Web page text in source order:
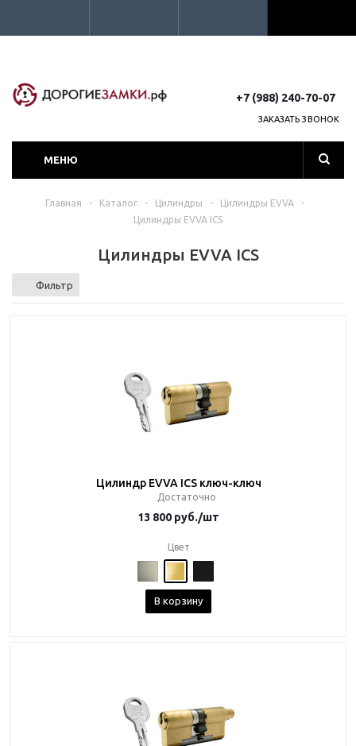
+7 (988) 240-70-07
ЗАКАЗАТЬ ЗВОНОК
МЕНЮ
Главная - Каталог - Цилиндры - Цилиндры EVVA
-
Цилиндры EVVA ICS
Цилиндры EVVA ICS
Фильтр
Цилиндр EVVA ICS ключ-ключ
Достаточно
13 800 руб./шт
Цвет
В корзину